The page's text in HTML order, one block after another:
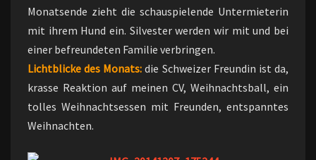
Monatsende zieht die schauspielende Untermieterin
mit ihrem Hund ein. Silvester werden wir mit und bei
einer befreundeten Familie verbringen.
Lichtblicke des Monats: die Schweizer Freundin ist da,
krasse Reaktion auf meinen CV, Weihnachtsball, ein
tolles Weihnachtsessen mit Freunden, entspanntes
Weihnachten.